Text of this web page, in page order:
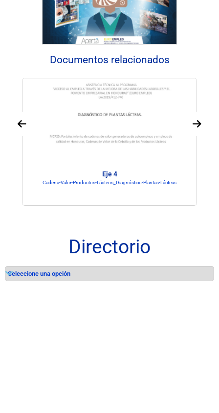
Documentos relacionados
Eje 4
Cadena-Valor-Productos-Lácteos_Diagnóstico-Plantas-Lácteas
Directorio